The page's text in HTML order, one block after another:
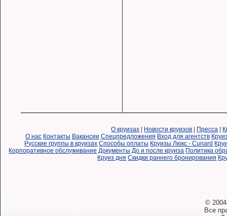
О круизах Новости круизов Пресса
О нас Контакты Вакансии Спецпредложения Вход для агентств
Русские группы в круизах Способы оплаты Круизы Люкс - Cunard
Корпоративное обслуживание Документы До и после круиза Политика
Круиз дня Скидки раннего бронирования
©
Все